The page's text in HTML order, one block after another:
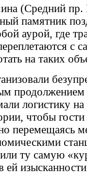
(Средний
памятник
аурой, где
с
на таких
продолжением
логистику
чтобы
перемещаясь
ту самую
ей